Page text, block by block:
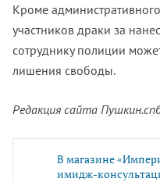
Кроме
участников драки за
сотруднику полиции
лишения свободы.
Редакция сайта
В магазине
имидж-